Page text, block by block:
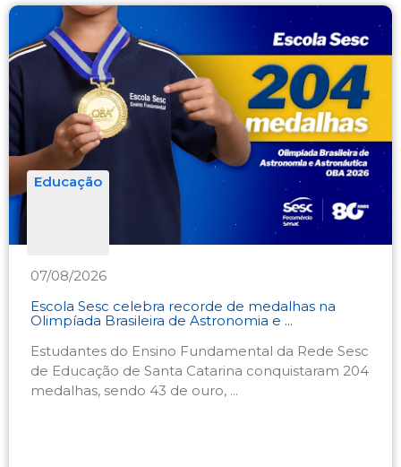
Educação
07/08/2026
Escola Sesc celebra recorde de medalhas na
Olimpíada Brasileira de Astronomia e ...
Estudantes do Ensino Fundamental da Rede Sesc
de Educação de Santa Catarina conquistaram 204
medalhas, sendo 43 de ouro, ...